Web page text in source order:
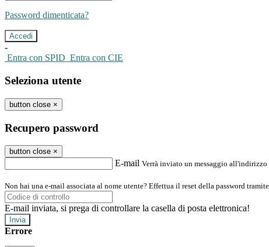
Password dimenticata?
-
Entra con SPID Entra con CIE
Seleziona utente
button close ×
Recupero password
button close ×
E-mail Verrà inviato un messaggio
Non hai una e-mail associata al nome utente? Effettua il reset della password
E-mail inviata, si prega di controllare la casella di posta elettronica!
Errore